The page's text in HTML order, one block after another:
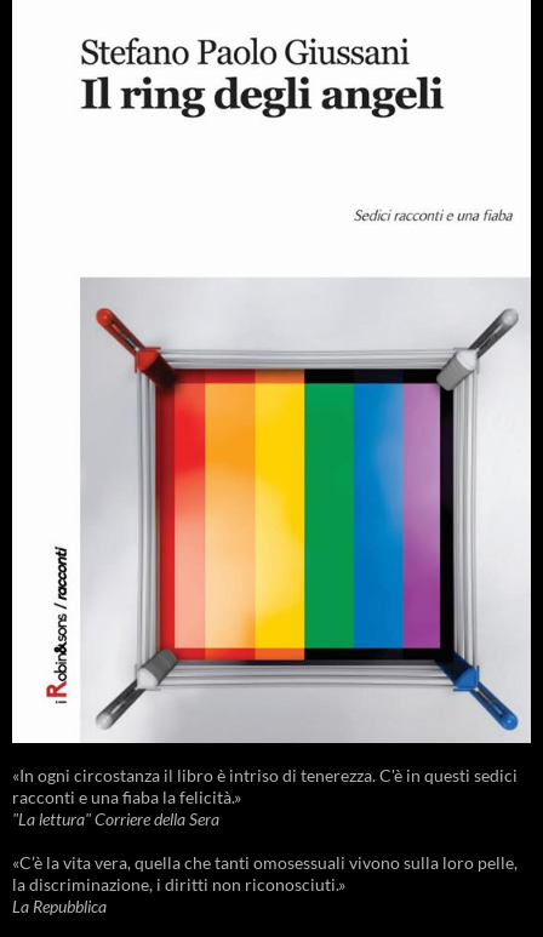
«In ogni circostanza il libro è intriso di tenerezza. C'è in questi sedici
racconti e una fiaba la felicità.»
"La lettura" Corriere della Sera
«C’è la vita vera, quella che tanti omosessuali vivono sulla loro pelle,
la discriminazione, i diritti non riconosciuti.»
La Repubblica